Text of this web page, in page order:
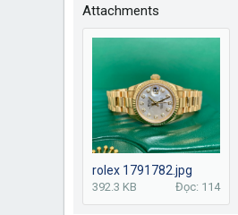
Attachments
rolex 1791782.jpg
392.3 KB Đọc: 114